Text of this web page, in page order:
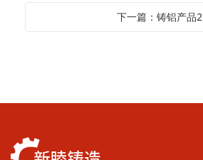
下一篇：铸铝产品2